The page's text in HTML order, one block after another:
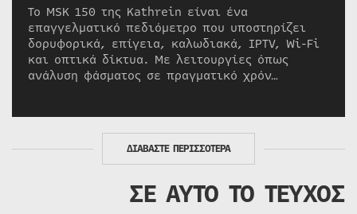
Το MSK 150 της Kathrein είναι ένα
επαγγελματικό πεδιόμετρο που υποστηρίζει
δορυφορικά, επίγεια, καλωδιακά, IPTV, Wi-Fi
και οπτικά δίκτυα. Με λειτουργίες όπως
ανάλυση φάσματος σε πραγματικό χρόν…
ΔΙΑΒΑΣΤΕ ΠΕΡΙΣΣΟΤΕΡΑ
ΣΕ ΑΥΤΟ ΤΟ ΤΕΥΧΟΣ